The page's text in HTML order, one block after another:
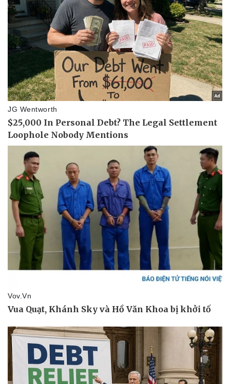
Pháp luật
Tư vấn luật
Quân sự - Quốc phòng
Vũ khí
Việt Nam
Phân tích